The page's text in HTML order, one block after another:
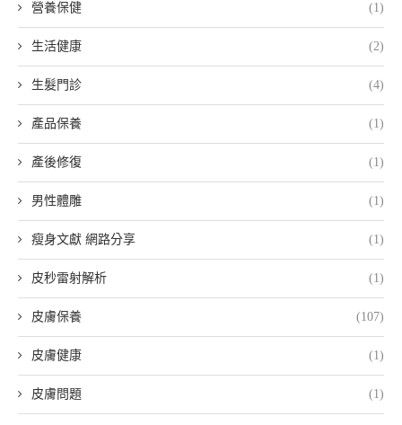
營養保健 (1)
生活健康 (2)
生髮門診 (4)
產品保養 (1)
產後修復 (1)
男性體雕 (1)
瘦身文獻 網路分享 (1)
皮秒雷射解析 (1)
皮膚保養 (107)
皮膚健康 (1)
皮膚問題 (1)